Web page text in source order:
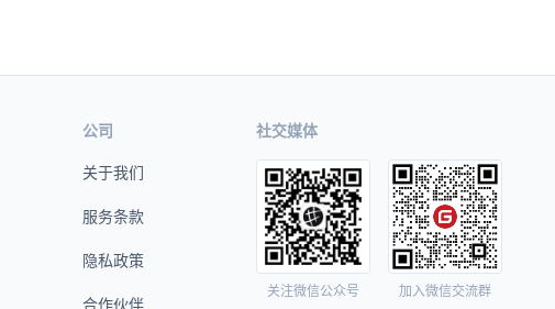
公司
关于我们
服务条款
隐私政策
合作伙伴
社交媒体
关注微信公众号 加入微信交流群